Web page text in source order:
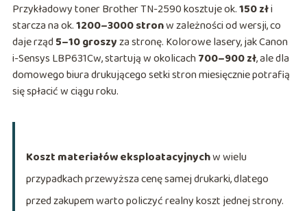
Przykładowy toner Brother TN-2590 kosztuje ok.150 złi
starcza na ok.1200–3000 stronw zależności od wersji, co
daje rząd 5–10 groszyza stronę. Kolorowe lasery, jak Canon
i-Sensys LBP631Cw, startują w okolicach700–900 zł, ale dla
domowego biura drukującego setki stron miesięcznie potrafią
się spłacić w ciągu roku.
Koszt materiałów eksploatacyjnychw wielu
przypadkach przewyższa cenę samej drukarki, dlatego
przed zakupem warto policzyć realny koszt jednej strony.